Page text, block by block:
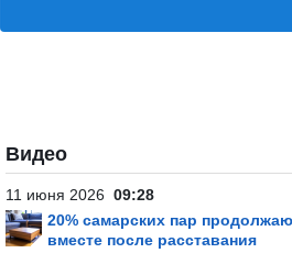
Видео
11 июня 2026 09:28
20% самарских пар
вместе после расставания